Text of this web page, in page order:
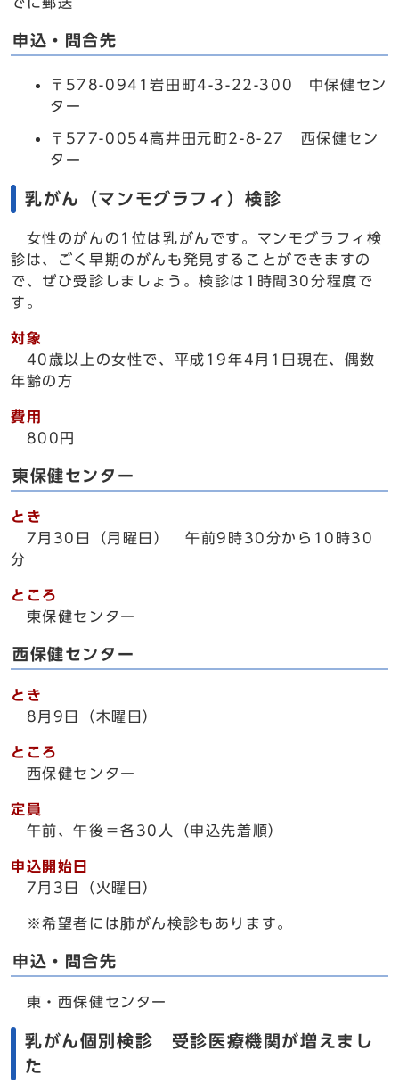
申込・問合先
〒578-0941岩田町4-3-22-300 中保健セン
ター
〒577-0054高井田元町2-8-27 西保健セン
ター
乳がん（マンモグラフィ）検診
女性のがんの1位は乳がんです。マンモグラフィ検
診は、ごく早期のがんも発見することができますの
で、ぜひ受診しましょう。検診は1時間30分程度で
す。
対象
40歳以上の女性で、平成19年4月1日現在、偶数
年齢の方
費用
800円
東保健センター
とき
7月30日（月曜日） 午前9時30分から10時30
分
ところ
東保健センター
西保健センター
とき
8月9日（木曜日）
ところ
西保健センター
定員
午前、午後＝各30人（申込先着順）
申込開始日
7月3日（火曜日）
※希望者には肺がん検診もあります。
申込・問合先
東・西保健センター
乳がん個別検診 受診医療機関が増えまし
た